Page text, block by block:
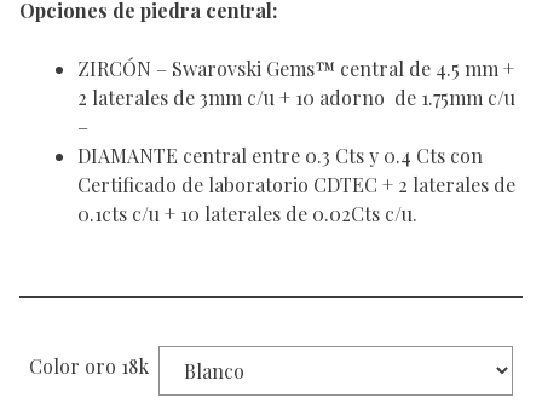
Opciones de piedra central:
ZIRCÓN – Swarovski Gems™ central de 4.5 mm +
2 laterales de 3mm c/u + 10 adorno de 1.75mm c/u
–
DIAMANTE central entre 0.3 Cts y 0.4 Cts con
Certificado de laboratorio CDTEC + 2 laterales de
0.1cts c/u + 10 laterales de 0.02Cts c/u.
Color oro 18k